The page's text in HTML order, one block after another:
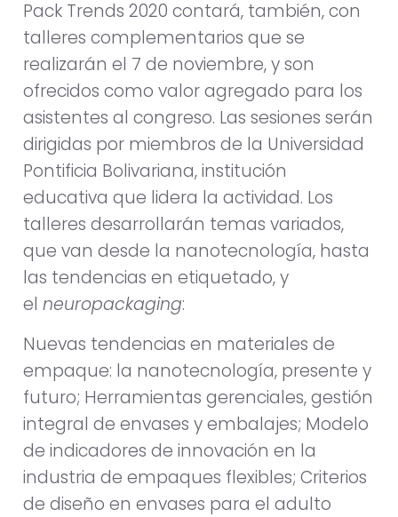
Pack Trends 2020 contará, también, con
talleres complementarios que se
realizarán el 7 de noviembre, y son
ofrecidos como valor agregado para los
asistentes al congreso. Las sesiones serán
dirigidas por miembros de la Universidad
Pontificia Bolivariana, institución
educativa que lidera la actividad. Los
talleres desarrollarán temas variados,
que van desde la nanotecnología, hasta
las tendencias en etiquetado, y
el neuropackaging:
Nuevas tendencias en materiales de
empaque: la nanotecnología, presente y
futuro; Herramientas gerenciales, gestión
integral de envases y embalajes; Modelo
de indicadores de innovación en la
industria de empaques flexibles; Criterios
de diseño en envases para el adulto